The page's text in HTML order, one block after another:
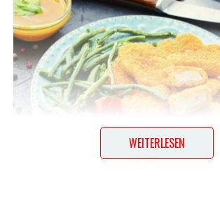
WEITERLESEN